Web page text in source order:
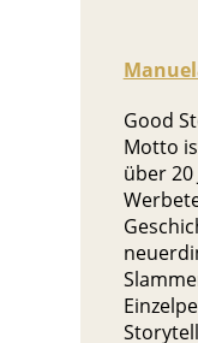
Good
Motto
über 20